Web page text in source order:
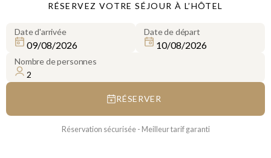
RÉSERVEZ VOTRE SÉJOUR À L’HÔTEL
Date d'arrivée Date de départ
Nombre de personnes
RÉSERVER
Réservation sécurisée - Meilleur tarif garanti